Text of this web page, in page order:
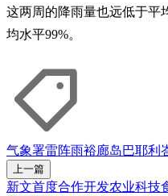
这两周的降雨量也远低于平
均水平99%。
气象署雷阵雨裕廊岛巴耶利
上一篇
新文首度合作开发农业科技